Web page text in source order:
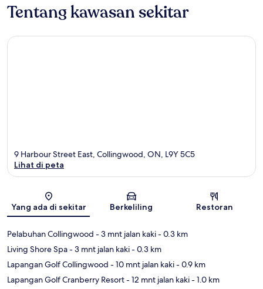
Tentang kawasan sekitar
Peta
9 Harbour Street East, Collingwood, ON, L9Y 5C5
Lihat di peta
Yang ada di sekitar Berkeliling Restoran
Pelabuhan Collingwood - 3 mnt jalan kaki- 0.3 km
Living Shore Spa- 3 mnt jalan kaki- 0.3 km
Lapangan Golf Collingwood - 10 mnt jalan kaki- 0.9 km
Lapangan Golf Cranberry Resort- 12 mnt jalan kaki- 1.0 km